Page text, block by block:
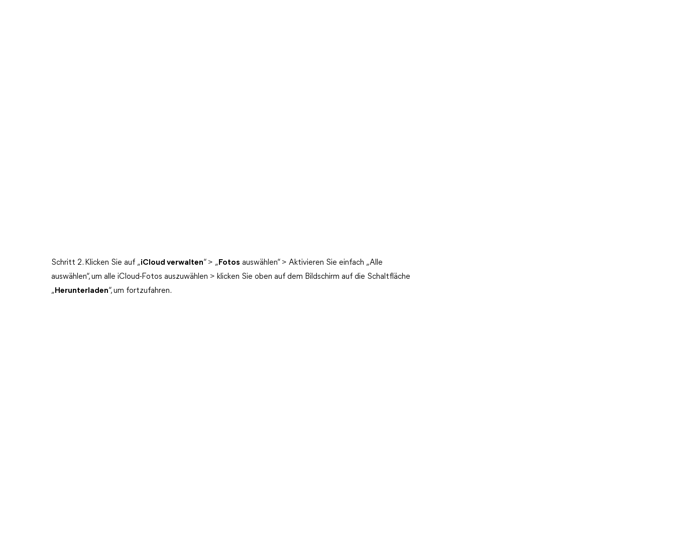
Schritt 2. Klicken Sie auf „iCloud verwalten“ > „ Fotos auswählen“ > Aktivieren Sie einfach „Alle
auswählen“, um alle iCloud-Fotos auszuwählen > klicken Sie oben auf dem Bildschirm auf die Schaltfläche
„ Herunterladen“, um fortzufahren.